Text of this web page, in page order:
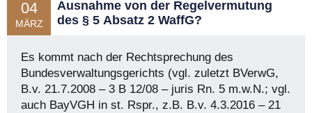
04
MÄRZ
Ausnahme von der Regelvermutung
des § 5 Absatz 2 WaffG?
Es kommt nach der Rechtsprechung des
Bundesverwaltungsgerichts (vgl. zuletzt BVerwG,
B.v. 21.7.2008 – 3 B 12/08 – juris Rn. 5 m.w.N.; vgl.
auch BayVGH in st. Rspr., z.B. B.v. 4.3.2016 – 21